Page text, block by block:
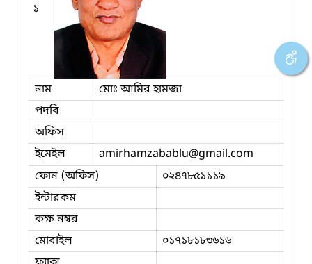
১
নাম
মোঃ আমির হামজা
পদবি
অফিস
ইমেইল
amirhamzabablu@gmail.com
ফোন (অফিস)
০২৪৭৮৫১১১৯
ইন্টারকম
কক্ষ নম্বর
মোবাইল
০১৭১৮১৮৩৬১৬